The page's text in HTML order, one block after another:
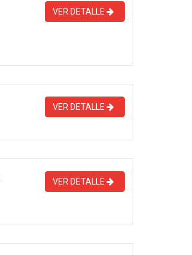
VER DETALLE
VER DETALLE
VER DETALLE